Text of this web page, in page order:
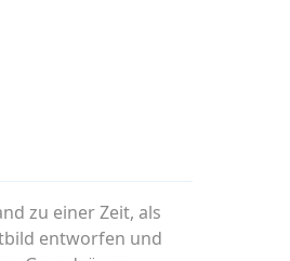
zu einer Zeit, als
entworfen und